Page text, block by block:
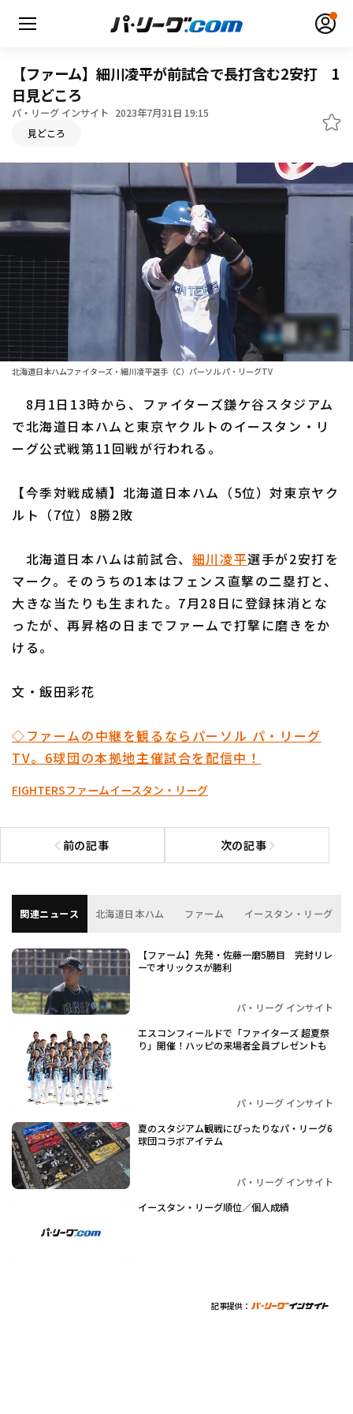
無料アカウント登録
HOME
動画
日程・結果
順位表･成績
1軍公式戦
ファーム東地区
ファーム中地区
選手名鑑
北海道日本ハムファイターズ
東北楽天ゴールデンイーグルス
埼玉西武ライオンズ
千葉ロッテマリーンズ
オリックス・バファローズ
福岡ソフトバンクホークス
設定
利用規約 プライバシーポリシー
運営会社（別ウィンドウで開く） よくある質問
特定商取引法の表示
【ファーム】細川凌平が前試合で長打含む2安打 1
日見どころ
パ・リーグ インサイト 2023年7月31日 19:15
見どころ
北海道日本ハムファイターズ・細川凌平選手（C）パーソル パ・リーグTV
8月1日13時から、ファイターズ鎌ケ谷スタジアム
で北海道日本ハムと東京ヤクルトのイースタン・リ
ーグ公式戦第11回戦が行われる。
【今季対戦成績】北海道日本ハム（5位）対東京ヤク
ルト（7位）8勝2敗
北海道日本ハムは前試合、 細川凌平選手が2安打を
マーク。そのうちの1本はフェンス直撃の二塁打と、
大きな当たりも生まれた。7月28日に登録抹消とな
ったが、再昇格の日までファームで打撃に磨きをか
ける。
文・飯田彩花
◇ファームの中継を観るならパーソル パ・リーグ
TV。6球団の本拠地主催試合を配信中！
FIGHTERSファームイースタン・リーグ
前の記事
前の記事へ 次の記事次の記事へ
関連ニュース 北海道日本ハム ファーム イースタン・リーグ
【ファーム】先発・佐藤一磨5勝目 完封リレ
ーでオリックスが勝利
パ・リーグ インサイト
エスコンフィールドで「ファイターズ 超夏祭
り」開催！ハッピの来場者全員プレゼントも
パ・リーグ インサイト
夏のスタジアム観戦にぴったりなパ・リーグ6
球団コラボアイテム
パ・リーグ インサイト
イースタン・リーグ順位／個人成績
記事提供：